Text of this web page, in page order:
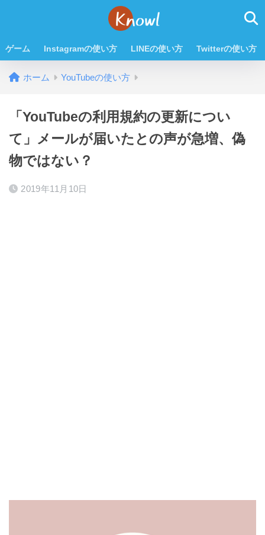
ゲーム Instagramの使い方 LINEの使い方 Twitterの使い方
ホーム YouTubeの使い方
「YouTubeの利用規約の更新につい
て」メールが届いたとの声が急増、偽
物ではない？
2019年11月10日